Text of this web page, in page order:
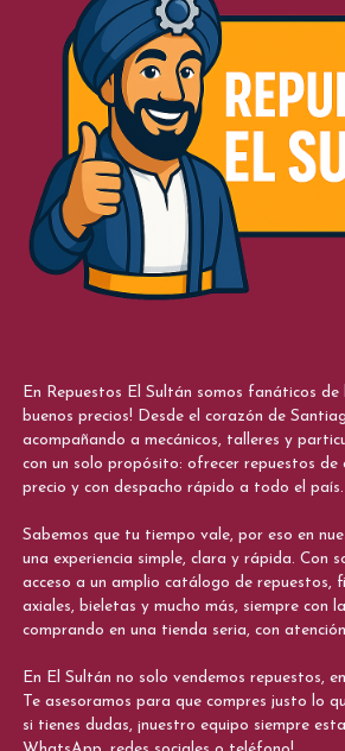
En Repuestos El Sultán somos fanáticos de
buenos precios! Desde el corazón de
acompañando a mecánicos, talleres y
con un solo propósito: ofrecer repuestos de
precio y con despacho rápido a todo el país.
Sabemos que tu tiempo vale, por eso en
una experiencia simple, clara y rápida. Con
acceso a un amplio catálogo de repuestos,
axiales, bieletas y mucho más, siempre con
comprando en una tienda seria, con
En El Sultán no solo vendemos repuestos,
Te asesoramos para que compres justo lo
si tienes dudas, ¡nuestro equipo siempre